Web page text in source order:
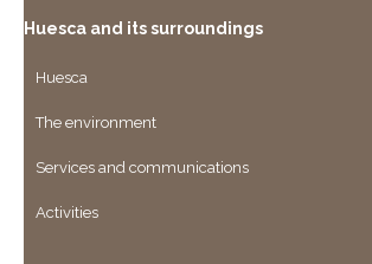
Huesca and its surroundings
Huesca
The environment
Services and communications
Activities